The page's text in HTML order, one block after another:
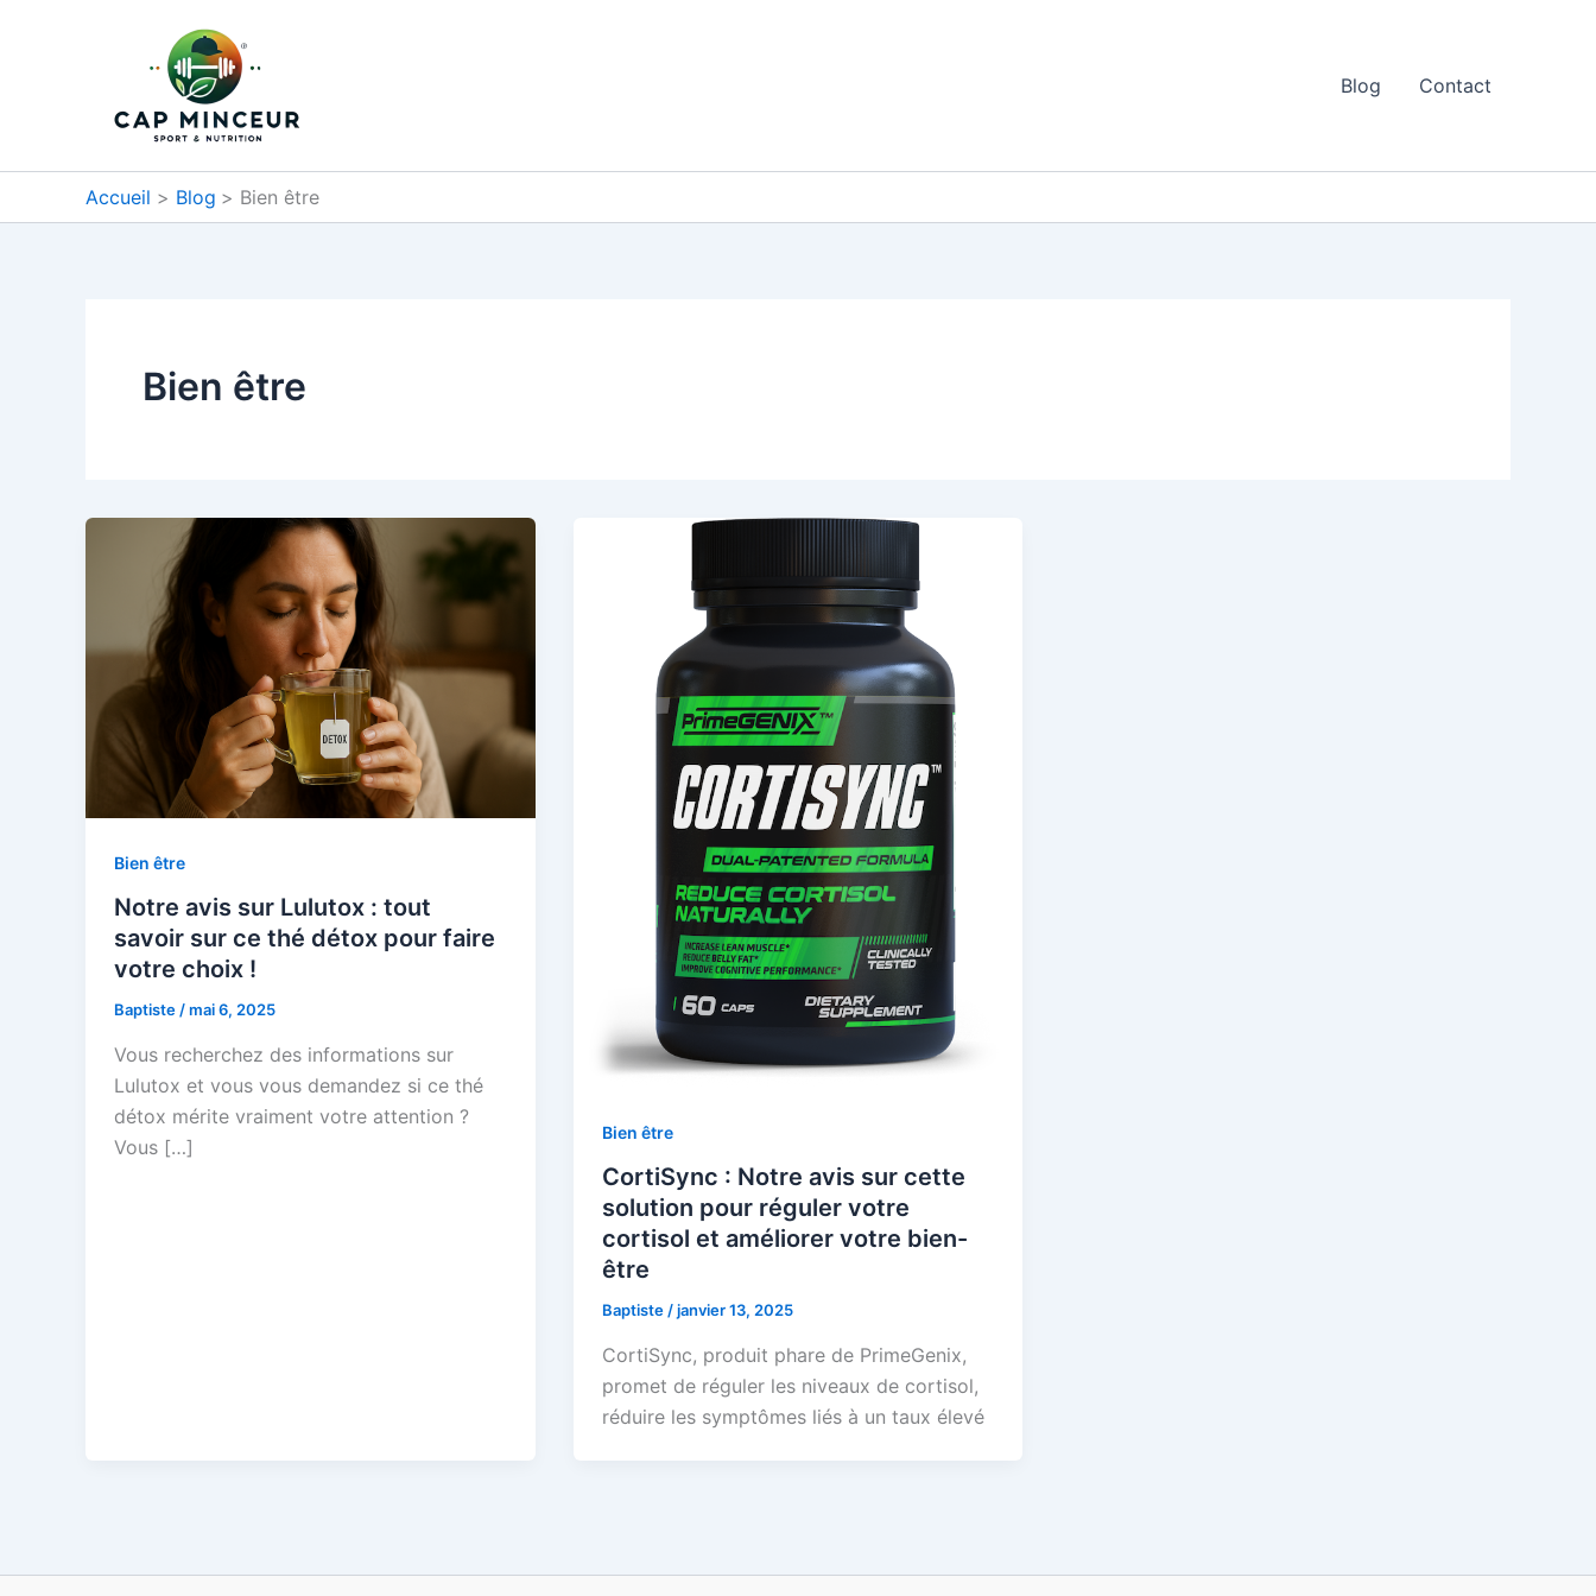
Blog Contact
Accueil Blog Bien être
Bien être
Bien être
Notre avis sur Lulutox : tout
savoir sur ce thé détox pour faire
votre choix !
Baptiste/mai 6, 2025
Vous recherchez des informations sur
Lulutox et vous vous demandez si ce thé
détox mérite vraiment votre attention ?
Vous […]
Bien être
CortiSync : Notre avis sur cette
solution pour réguler votre
cortisol et améliorer votre bien-
être
Baptiste/janvier 13, 2025
CortiSync, produit phare de PrimeGenix,
promet de réguler les niveaux de cortisol,
réduire les symptômes liés à un taux élevé